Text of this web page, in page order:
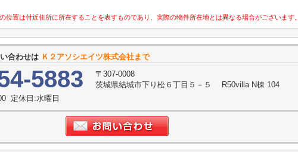
位置は付近住所に所在することを表すものであり、実際の物件所在地とは異なる場合がございます。
合わせは Ｋ２アソシエイツ株式会社まで
5883
〒307-0008
茨城県結城市下り松６丁目５－５ R50villa N棟 104
定休日:水曜日